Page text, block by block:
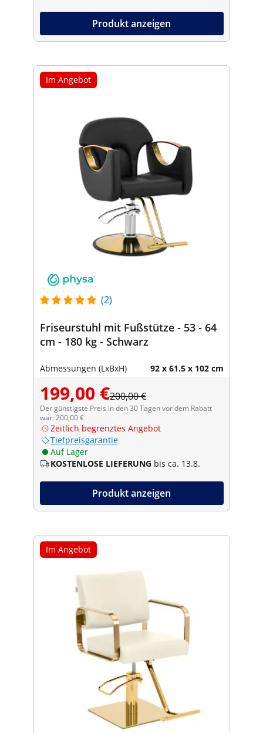
Produkt anzeigen
Im Angebot
(2)
Friseurstuhl mit Fußstütze - 53 - 64
cm - 180 kg - Schwarz
Abmessungen (LxBxH) 92 x 61.5 x 102 cm
199,00 €200,00 €
Der günstigste Preis in den 30 Tagen vor dem Rabatt
war: 200,00 €
Zeitlich begrenztes Angebot
Tiefpreisgarantie
Auf Lager
KOSTENLOSE LIEFERUNG bis ca. 13.8.
Produkt anzeigen
Im Angebot